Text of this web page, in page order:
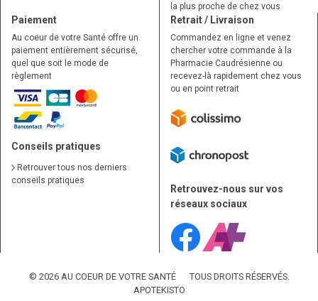
la plus proche de chez vous
Paiement
Au coeur de votre Santé offre un
paiement entièrement sécurisé,
quel que soit le mode de
règlement
Conseils pratiques
Retrouver tous nos derniers
conseils pratiques
Retrait / Livraison
Commandez en ligne et venez
chercher votre commande à la
Pharmacie Caudrésienne ou
recevez-là rapidement chez vous
ou en point retrait
Retrouvez-nous sur vos
réseaux sociaux
© 2026 AU COEUR DE VOTRE SANTÉ
TOUS DROITS RÉSERVÉS.
APOTEKISTO